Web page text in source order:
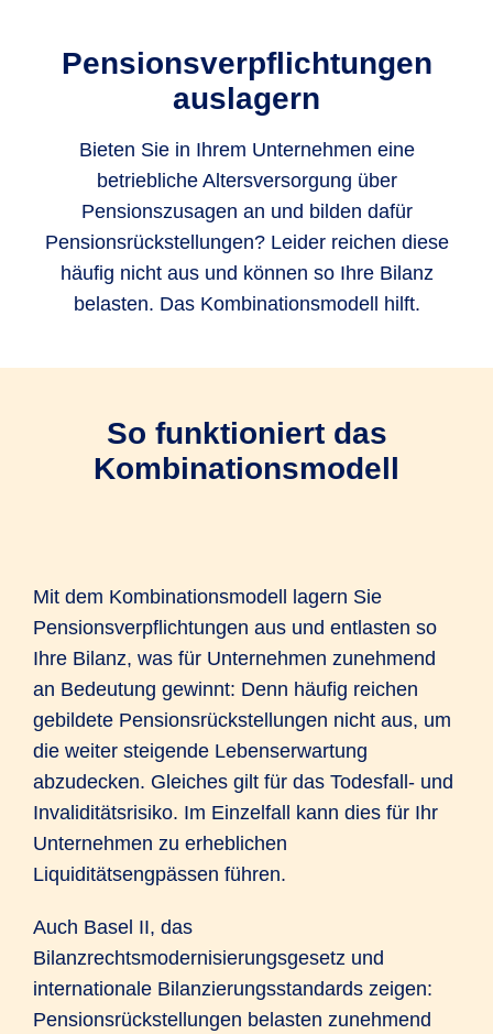
Pensions­verpflichtungen
auslagern
Bieten Sie in Ihrem Unternehmen eine
betriebliche Altersversorgung über
Pensionszusagen an und bilden dafür
Pensionsrückstellungen? Leider reichen diese
häufig nicht aus und können so Ihre Bilanz
belasten. Das Kombinationsmodell hilft.
So funktioniert das
Kombinationsmodell
Mit dem Kombinationsmodell lagern Sie
Pensionsverpflichtungen aus und entlasten so
Ihre Bilanz, was für Unternehmen zunehmend
an Bedeutung gewinnt: Denn häufig reichen
gebildete Pensionsrückstellungen nicht aus, um
die weiter steigende Lebenserwartung
abzudecken. Gleiches gilt für das Todesfall- und
Invaliditätsrisiko. Im Einzelfall kann dies für Ihr
Unternehmen zu erheblichen
Liquiditätsengpässen führen.
Auch Basel II, das
Bilanzrechtsmodernisierungsgesetz und
internationale Bilanzierungsstandards zeigen:
Pensionsrückstellungen belasten zunehmend